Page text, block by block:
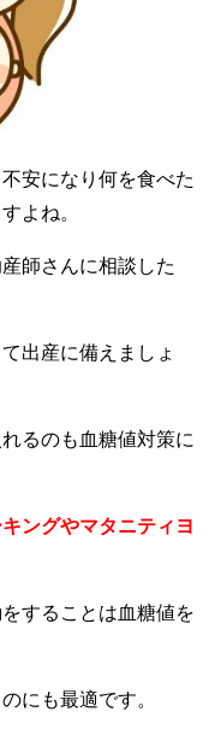
安になり何を食べた
よね。
師さんに相談した
出産に備えましょ
るのも血糖値対策に
ングやマタニティヨ
することは血糖値を
にも最適です。